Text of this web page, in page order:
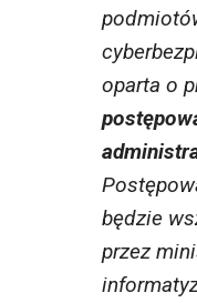
oparta o
będzie
przez